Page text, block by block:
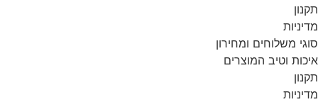
תקנון
מדיניות
סוגי משלוחים ומחירון
איכות וטיב המוצרים
תקנון
מדיניות